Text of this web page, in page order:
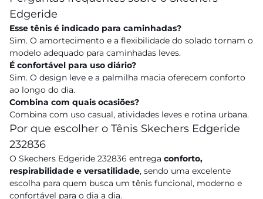
Edgeride
Esse tênis é indicado para caminhadas?
Sim. O amortecimento e a flexibilidade do solado tornam o
modelo adequado para caminhadas leves.
É confortável para uso diário?
Sim. O design leve e a palmilha macia oferecem conforto
ao longo do dia.
Combina com quais ocasiões?
Combina com uso casual, atividades leves e rotina urbana.
Por que escolher o Tênis Skechers Edgeride
232836
O Skechers Edgeride 232836 entrega conforto,
respirabilidade e versatilidade, sendo uma excelente
escolha para quem busca um tênis funcional, moderno e
confortável para o dia a dia.